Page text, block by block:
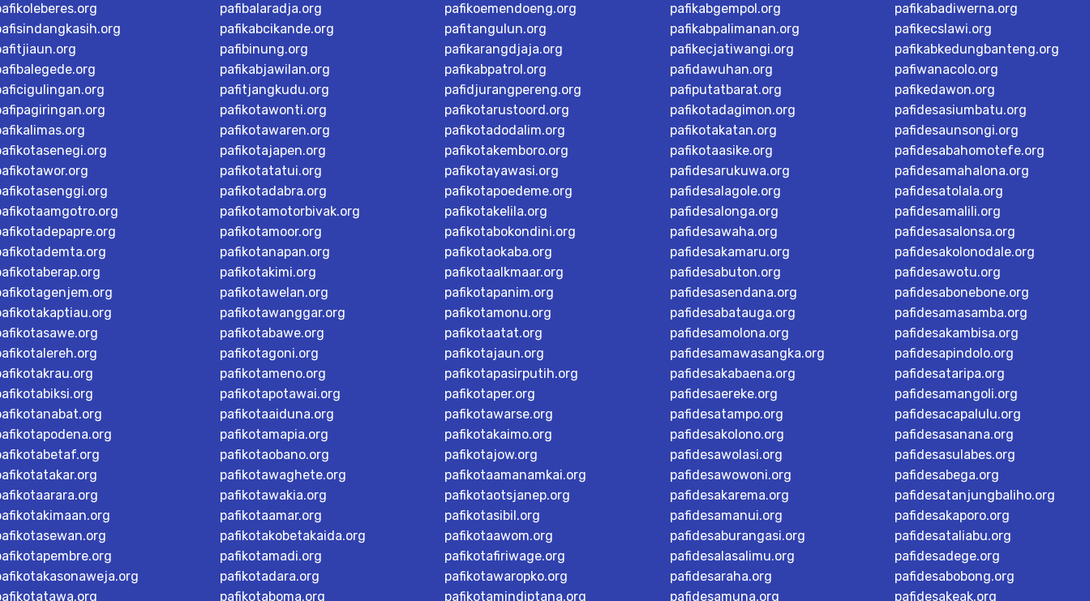
pafibalaradja.org
pafikabcikande.org
pafibinung.org
pafikabjawilan.org
pafitjangkudu.org
pafikotawonti.org
pafikotawaren.org
pafikotajapen.org
pafikotatatui.org
pafikotadabra.org
pafikotamotorbivak.org
pafikotamoor.org
pafikotanapan.org
pafikotakimi.org
pafikotawelan.org
pafikotawanggar.org
pafikotabawe.org
pafikotagoni.org
pafikotameno.org
pafikotapotawai.org
pafikotaaiduna.org
pafikotamapia.org
pafikotaobano.org
pafikotawaghete.org
pafikotawakia.org
pafikotaamar.org
pafikotakobetakaida.org
pafikotamadi.org
pafikotadara.org
pafikotaboma.org
pafikoemendoeng.org
pafitangulun.org
pafikarangdjaja.org
pafikabpatrol.org
pafidjurangpereng.org
pafikotarustoord.org
pafikotadodalim.org
pafikotakemboro.org
pafikotayawasi.org
pafikotapoedeme.org
pafikotakelila.org
pafikotabokondini.org
pafikotaokaba.org
pafikotaalkmaar.org
pafikotapanim.org
pafikotamonu.org
pafikotaatat.org
pafikotajaun.org
pafikotapasirputih.org
pafikotaper.org
pafikotawarse.org
pafikotakaimo.org
pafikotajow.org
pafikotaamanamkai.org
pafikotaotsjanep.org
pafikotasibil.org
pafikotaawom.org
pafikotafiriwage.org
pafikotawaropko.org
pafikotamindiptana.org
pafikabgempol.org
pafikabpalimanan.org
pafikecjatiwangi.org
pafidawuhan.org
pafiputatbarat.org
pafikotadagimon.org
pafikotakatan.org
pafikotaasike.org
pafidesarukuwa.org
pafidesalagole.org
pafidesalonga.org
pafidesawaha.org
pafidesakamaru.org
pafidesabuton.org
pafidesasendana.org
pafidesabatauga.org
pafidesamolona.org
pafidesamawasangka.org
pafidesakabaena.org
pafidesaereke.org
pafidesatampo.org
pafidesakolono.org
pafidesawolasi.org
pafidesawowoni.org
pafidesakarema.org
pafidesamanui.org
pafidesaburangasi.org
pafidesalasalimu.org
pafidesaraha.org
pafidesamuna.org
pafikabadiwerna.org
pafikecslawi.org
pafikabkedungbanteng.org
pafiwanacolo.org
pafikedawon.org
pafidesasiumbatu.org
pafidesaunsongi.org
pafidesabahomotefe.org
pafidesamahalona.org
pafidesatolala.org
pafidesamalili.org
pafidesasalonsa.org
pafidesakolonodale.org
pafidesawotu.org
pafidesabonebone.org
pafidesamasamba.org
pafidesakambisa.org
pafidesapindolo.org
pafidesataripa.org
pafidesamangoli.org
pafidesacapalulu.org
pafidesasanana.org
pafidesasulabes.org
pafidesabega.org
pafidesatanjungbaliho.org
pafidesakaporo.org
pafidesataliabu.org
pafidesadege.org
pafidesabobong.org
pafidesakeak.org